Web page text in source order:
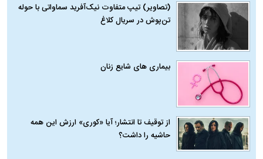
(تصاویر) تیپ متفاوت نیک‌آفرید سماواتی با حوله
تن‌پوش در سریال کلاغ
بیماری‌ های شایع زنان
از توقیف تا انتشار؛ آیا «کوری» ارزش این همه
حاشیه را داشت؟